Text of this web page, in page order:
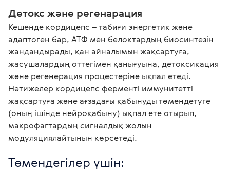
Детокс және регенарация
Кешенде кордицепс – табиғи энергетик және
адаптоген бар, АТФ мен белоктардың биосинтезін
жандандырады, қан айналымын жақсартуға,
жасушалардың оттегімен қанығуына, детоксикация
және регенерация процестеріне ықпал етеді.
Нәтижелер кордицепс ферменті иммунитетті
жақсартуға және ағзадағы қабынуды төмендетуге
(оның ішінде нейроқабыну) ықпал ете отырып,
макрофагтардың сигналдық жолын
модуляциялайтынын көрсетеді.
Төмендегілер үшін: